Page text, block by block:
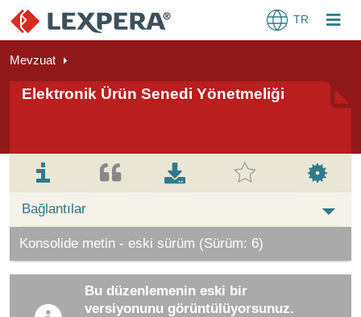
TR
Mevzuat
Elektronik Ürün Senedi Yönetmeliği
Bağlantılar
Konsolide metin - eski sürüm (Sürüm: 6)
Bu düzenlemenin eski bir
versiyonunu görüntülüyorsunuz.